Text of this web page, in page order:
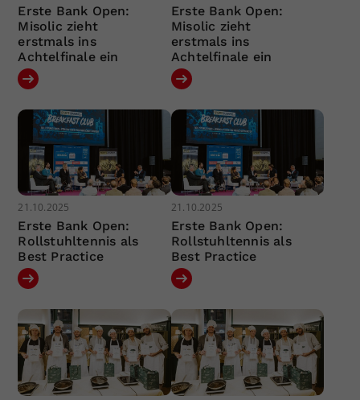
Erste Bank Open:
Misolic zieht
erstmals ins
Achtelfinale ein
Erste Bank Open:
Misolic zieht
erstmals ins
Achtelfinale ein
21.10.2025
Erste Bank Open:
Rollstuhltennis als
Best Practice
21.10.2025
Erste Bank Open:
Rollstuhltennis als
Best Practice